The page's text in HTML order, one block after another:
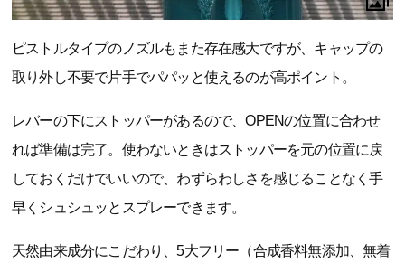
ピストルタイプのノズルもまた存在感大ですが、キャップの
取り外し不要で片手でパパッと使えるのが高ポイント。
レバーの下にストッパーがあるので、OPENの位置に合わせ
れば準備は完了。使わないときはストッパーを元の位置に戻
しておくだけでいいので、わずらわしさを感じることなく手
早くシュシュッとスプレーできます。
天然由来成分にこだわり、5大フリー（合成香料無添加、無着